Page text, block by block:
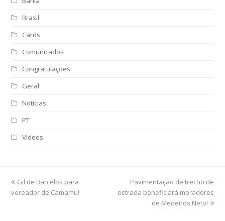
Brasil
Cards
Comunicados
Congratulações
Geral
Notícias
PT
Vídeos
previous
post:
Gil de Barcelos para
vereador de Camamu!
next
post:
Pavimentação de trecho de
estrada beneficiará moradores
de Medeiros Neto!